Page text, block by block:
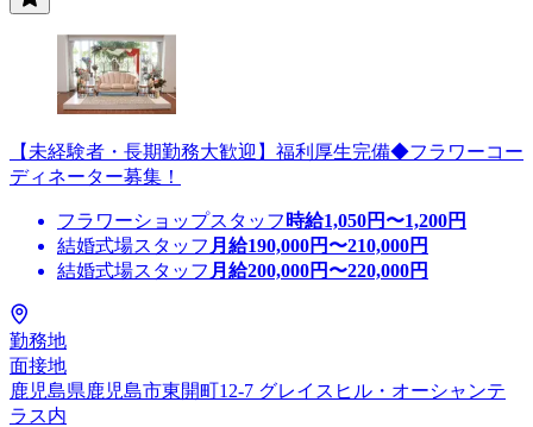
【未経験者・長期勤務大歓迎】福利厚生完備◆フラワーコー
ディネーター募集！
フラワーショップスタッフ 時給1,050円〜1,200円
結婚式場スタッフ 月給190,000円〜210,000円
結婚式場スタッフ 月給200,000円〜220,000円
勤務地
面接地
鹿児島県鹿児島市東開町12-7 グレイスヒル・オーシャンテ
ラス内